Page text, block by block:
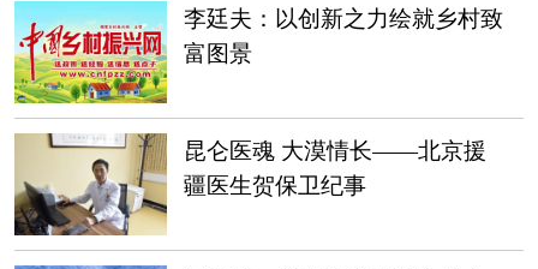
李廷夫：以创新之力绘就乡村致
富图景
昆仑医魂 大漠情长——北京援
疆医生贺保卫纪事